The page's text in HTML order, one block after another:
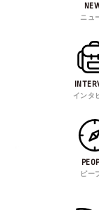
ニュ
インタ
ピー